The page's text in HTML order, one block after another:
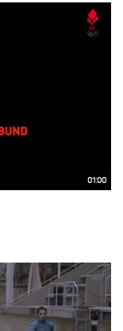
01:00